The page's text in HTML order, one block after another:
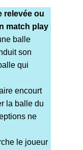
relevée ou
match play
balle
son
qui
encourt
la balle du
ne
le joueur